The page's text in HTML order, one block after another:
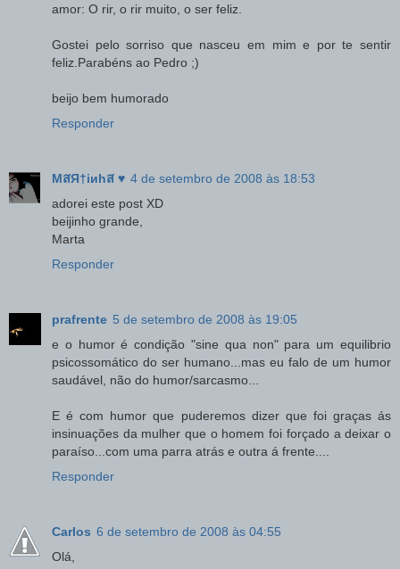
amor: O rir, o rir muito, o ser feliz.
Gostei pelo sorriso que nasceu em mim e por te sentir
feliz.Parabéns ao Pedro ;)
beijo bem humorado
Responder
MสЯ†iиhส ♥ 4 de setembro de 2008 às 18:53
adorei este post XD
beijinho grande,
Marta
Responder
prafrente 5 de setembro de 2008 às 19:05
e o humor é condição "sine qua non" para um equilibrio
psicossomático do ser humano...mas eu falo de um humor
saudável, não do humor/sarcasmo...
E é com humor que puderemos dizer que foi graças ás
insinuações da mulher que o homem foi forçado a deixar o
paraíso...com uma parra atrás e outra á frente....
Responder
Carlos 6 de setembro de 2008 às 04:55
Olá,